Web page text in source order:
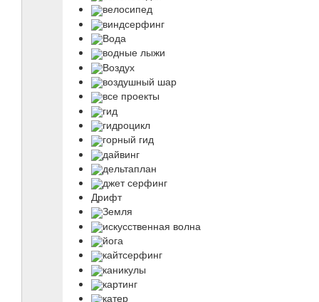
велосипед
виндсерфинг
Вода
водные лыжи
Воздух
воздушный шар
все проекты
гид
гидроцикл
горный гид
дайвинг
дельтаплан
джет серфинг
Дрифт
Земля
искусственная волна
йога
кайтсерфинг
каникулы
картинг
катер